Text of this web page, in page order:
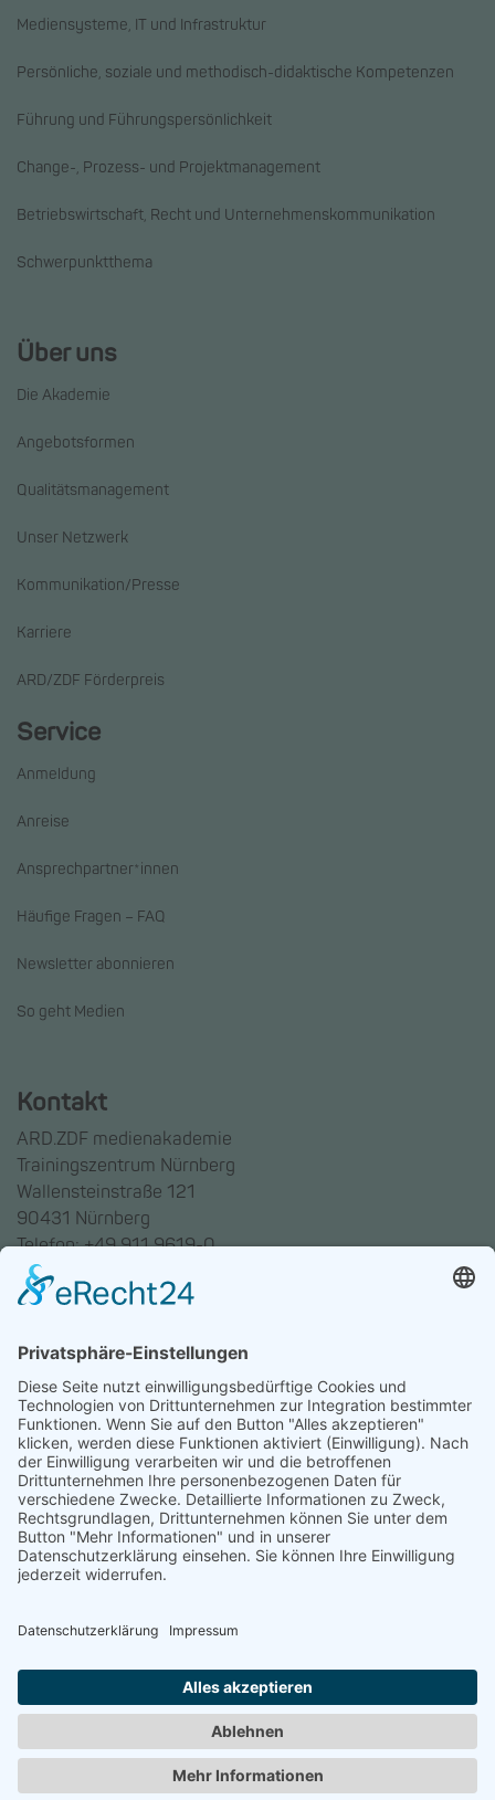
Mediensysteme, IT und Infrastruktur
Persönliche, soziale und methodisch-didaktische Kompetenzen
Führung und Führungspersönlichkeit
Change-, Prozess- und Projektmanagement
Betriebswirtschaft, Recht und Unternehmenskommunikation
Schwerpunktthema
Über uns
Die Akademie
Angebotsformen
Qualitätsmanagement
Unser Netzwerk
Kommunikation/Presse
Karriere
ARD/ZDF Förderpreis
Service
Anmeldung
Anreise
Ansprechpartner*innen
Häufige Fragen – FAQ
Newsletter abonnieren
So geht Medien
Kontakt
ARD.ZDF medienakademie
Trainingszentrum Nürnberg
Wallensteinstraße 121
90431 Nürnberg
Telefon: +49 911 9619-0
Trainingszentrum Hannover
30169 Hannover
Telefon: +49 511 123598-531
AGB
Datenschutz
ARD/ZDF-Medienakademie gemeinnützige GmbH,
Sitz: Nürnberg, HRB 23705. Alle Rechte vorbehalten.